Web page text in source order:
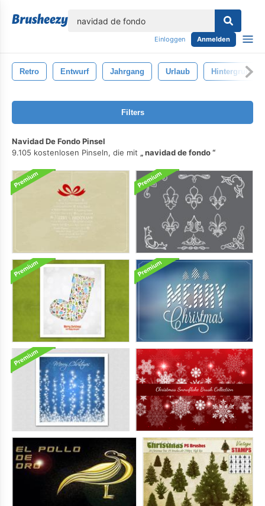
Einloggen Anmelden
Retro Entwurf Jahrgang Urlaub Hintergrund
Filters
Navidad De Fondo Pinsel
9.105 kostenlosen Pinseln, die mit
navidad de fondo